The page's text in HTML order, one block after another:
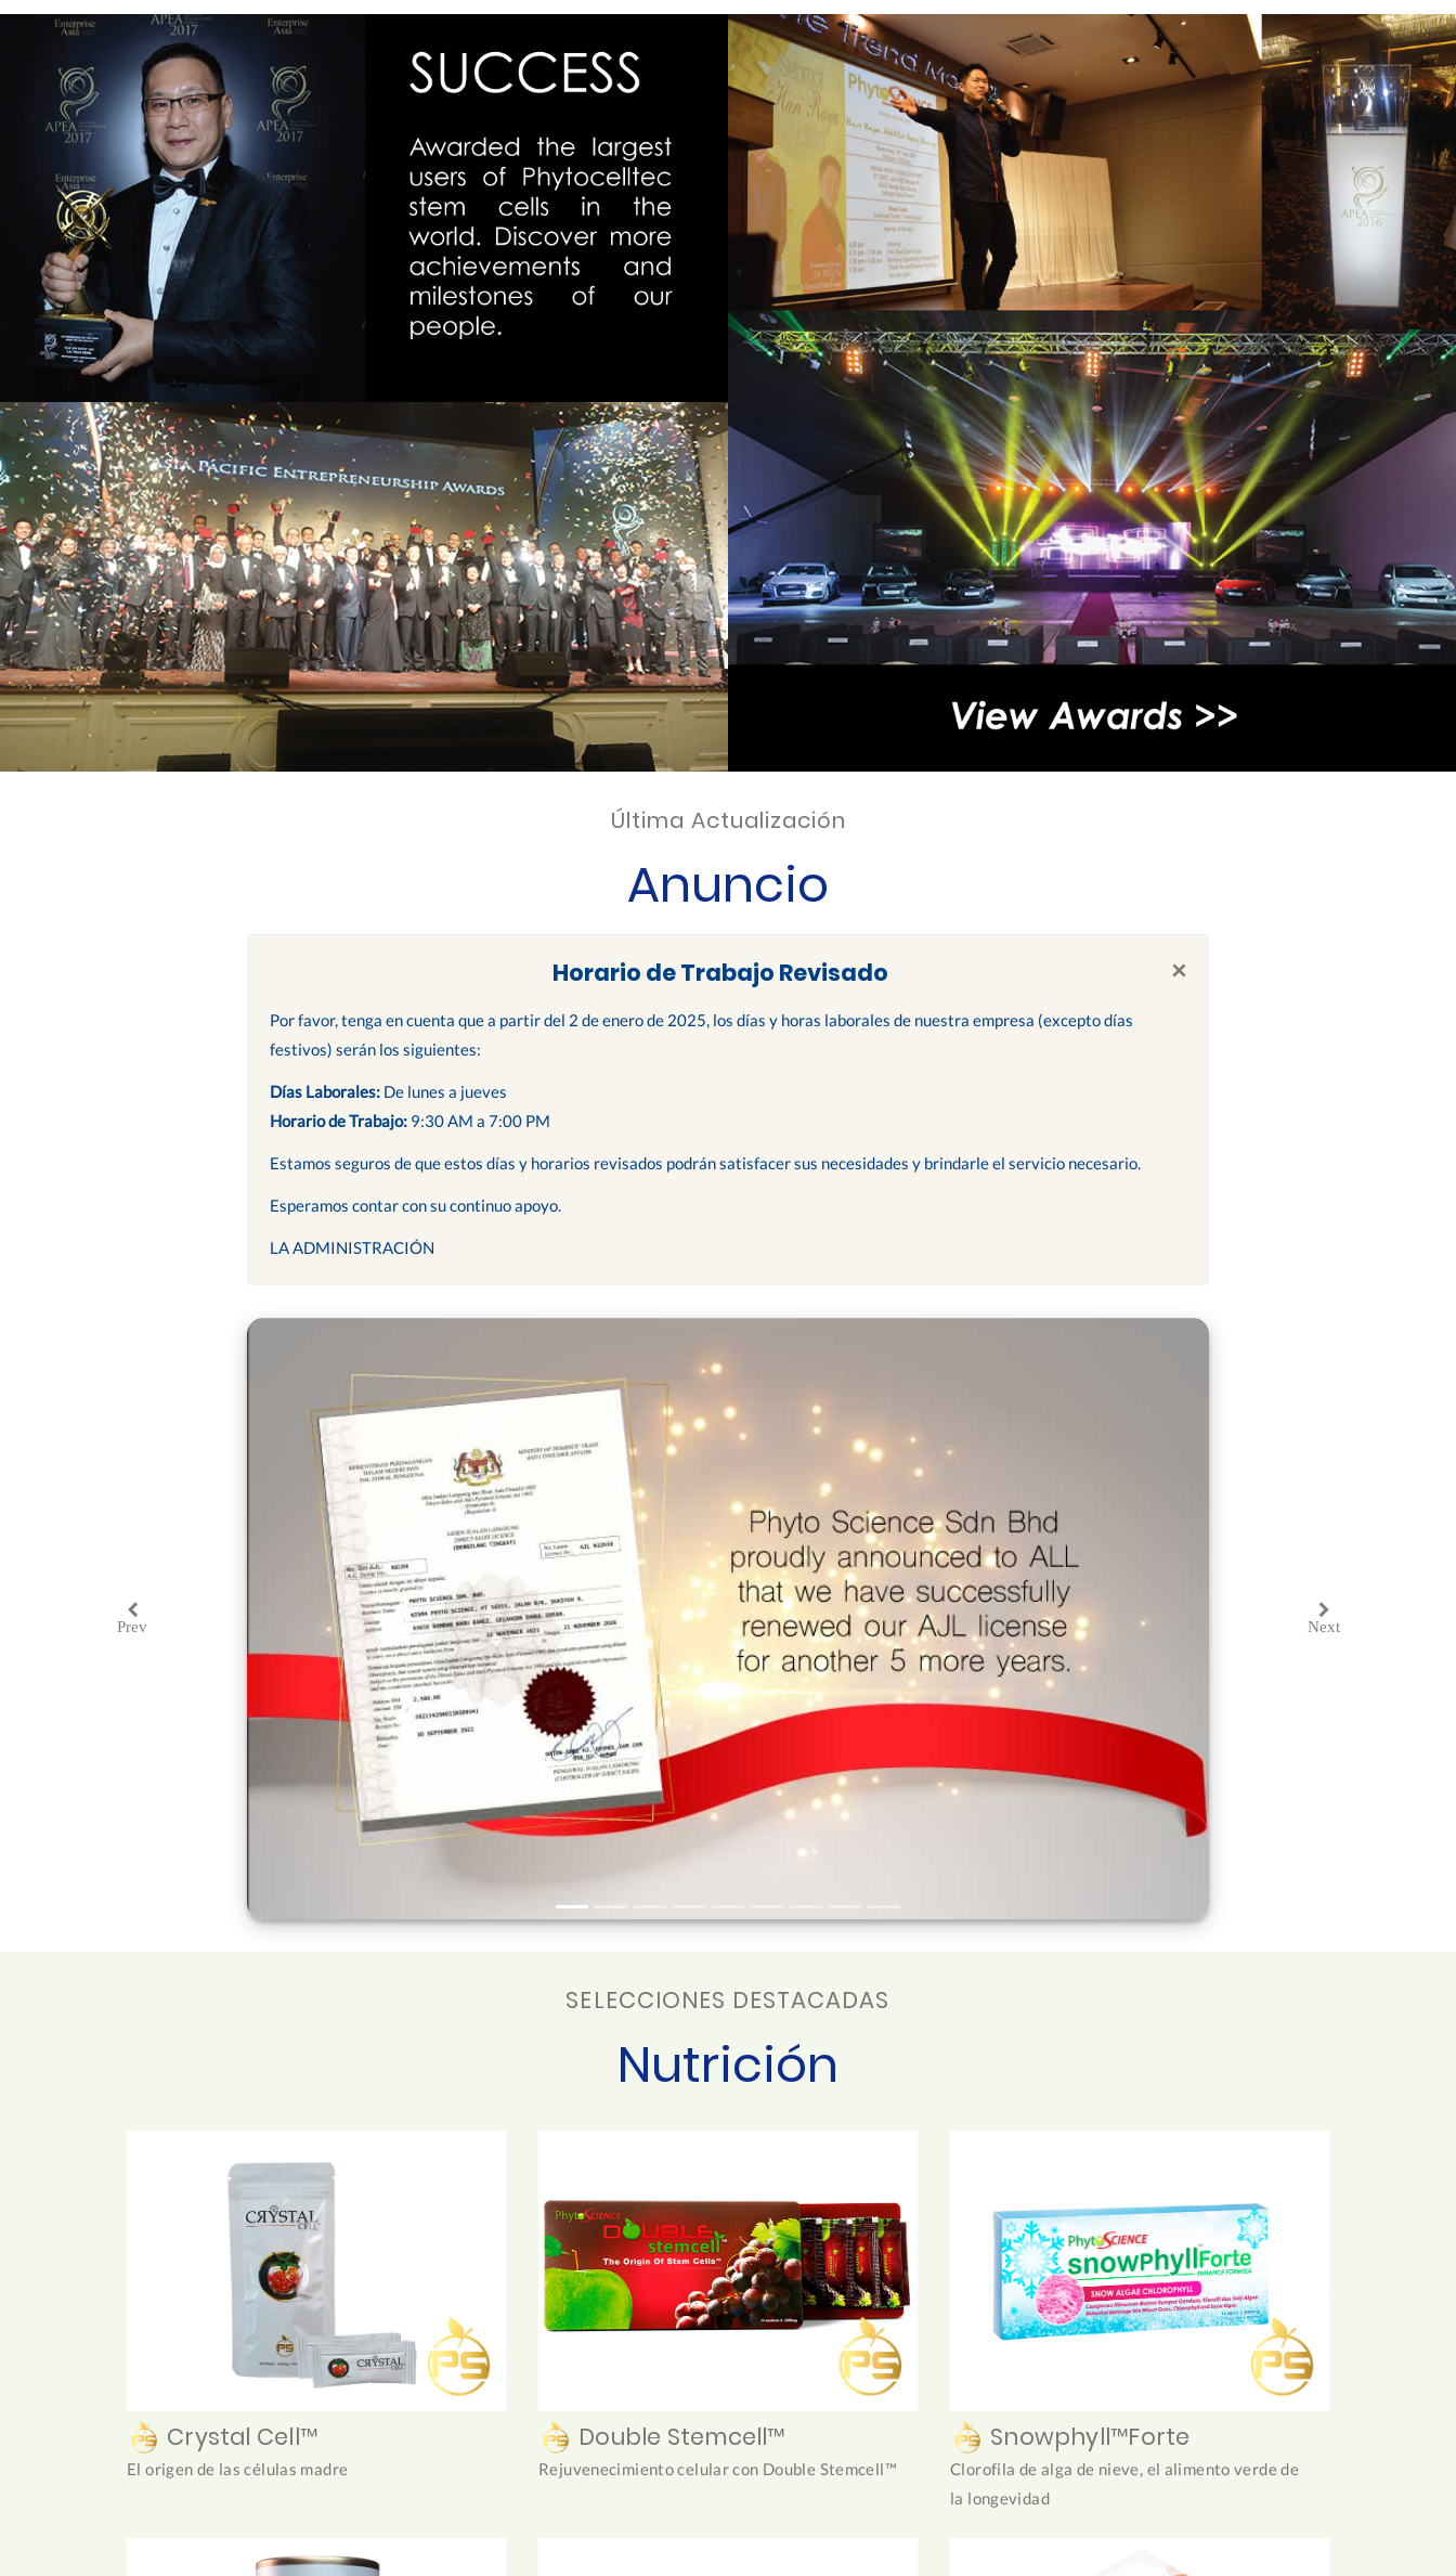
Última Actualización
Anuncio
×
Horario de Trabajo Revisado
Por favor, tenga en cuenta que a partir del 2 de enero de 2025, los días y horas laborales de nuestra empresa (excepto días
festivos) serán los siguientes:
Días Laborales: De lunes a jueves
Horario de Trabajo: 9:30 AM a 7:00 PM
Estamos seguros de que estos días y horarios revisados podrán satisfacer sus necesidades y brindarle el servicio necesario.
Esperamos contar con su continuo apoyo.
LA ADMINISTRACIÓN
PrevPrevious Next
Next
SELECCIONES DESTACADAS
Nutrición
Crystal Cell™
El origen de las células madre
Double Stemcell™
Rejuvenecimiento celular con Double Stemcell™
Snowphyll™Forte
Clorofila de alga de nieve, el alimento verde de
la longevidad